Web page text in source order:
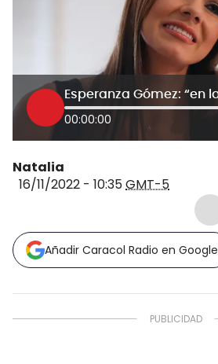
00:00:00
Natalia
16/11/2022 - 10:35GMT-5
Añadir Caracol Radio en Google